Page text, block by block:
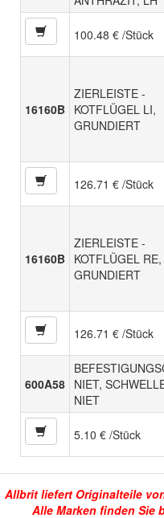
100.48 € /Stück
16160B
ZIERLEISTE -
KOTFLÜGEL LI,
GRUNDIERT
126.71 € /Stück
16160B
ZIERLEISTE -
KOTFLÜGEL RE,
GRUNDIERT
126.71 € /Stück
600A58 NIET,
NIET
5.10 € /Stück
Allbrit liefert Originalteile
Alle Marken finden Sie